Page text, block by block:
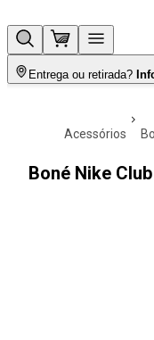
Entrega ou retirada?
acessórios
Boné Nike